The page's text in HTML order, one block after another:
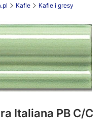
Kafle Kafle i gresy
Italiana PB C/C